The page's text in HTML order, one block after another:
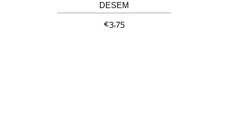
DESEM
MEERGRANENBROOD
€3,75